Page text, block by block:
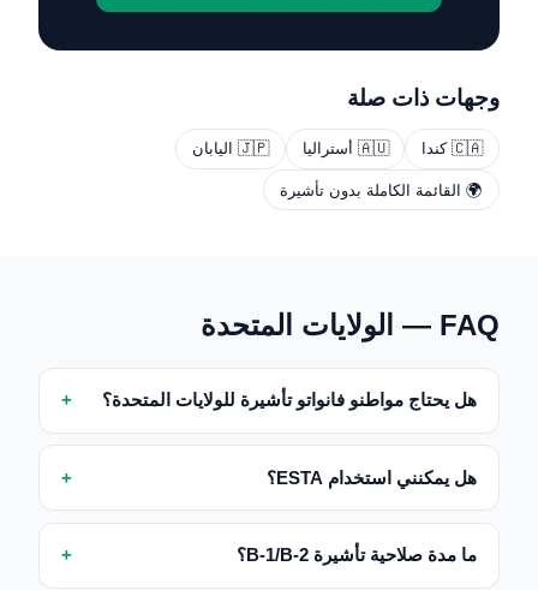
وجهات ذات صلة
🇨🇦 كندا 🇦🇺 أستراليا 🇯🇵 اليابان
🌍 القائمة الكاملة بدون تأشيرة
FAQ — الولايات المتحدة
هل يحتاج مواطنو فانواتو تأشيرة للولايات المتحدة؟
هل يمكنني استخدام ESTA؟
ما مدة صلاحية تأشيرة B-1/B-2؟